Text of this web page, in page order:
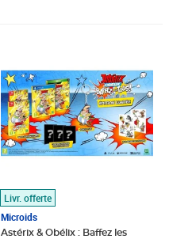
Livr. offerte
Microids
Astérix & Obélix : Baffez les